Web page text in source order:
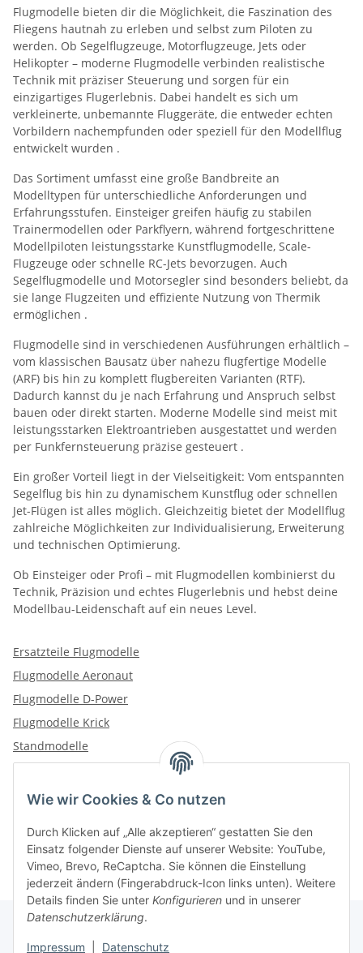
Wie wir Cookies & Co nutzen
Durch Klicken auf „Alle akzeptieren“ gestatten Sie den
Einsatz folgender Dienste auf unserer Website: YouTube,
Vimeo, Brevo, ReCaptcha. Sie können die Einstellung
jederzeit ändern (Fingerabdruck-Icon links unten). Weitere
Details finden Sie unter Konfigurieren und in unserer
Datenschutzerklärung.
Impressum Datenschutz
Flugmodelle bieten dir die Möglichkeit, die Faszination des
Fliegens hautnah zu erleben und selbst zum Piloten zu
werden. Ob Segelflugzeuge, Motorflugzeuge, Jets oder
Helikopter – moderne Flugmodelle verbinden realistische
Technik mit präziser Steuerung und sorgen für ein
einzigartiges Flugerlebnis. Dabei handelt es sich um
verkleinerte, unbemannte Fluggeräte, die entweder echten
Vorbildern nachempfunden oder speziell für den Modellflug
entwickelt wurden .
Das Sortiment umfasst eine große Bandbreite an
Modelltypen für unterschiedliche Anforderungen und
Erfahrungsstufen. Einsteiger greifen häufig zu stabilen
Trainermodellen oder Parkflyern, während fortgeschrittene
Modellpiloten leistungsstarke Kunstflugmodelle, Scale-
Flugzeuge oder schnelle RC-Jets bevorzugen. Auch
Segelflugmodelle und Motorsegler sind besonders beliebt, da
sie lange Flugzeiten und effiziente Nutzung von Thermik
ermöglichen .
Flugmodelle sind in verschiedenen Ausführungen erhältlich –
vom klassischen Bausatz über nahezu flugfertige Modelle
(ARF) bis hin zu komplett flugbereiten Varianten (RTF).
Dadurch kannst du je nach Erfahrung und Anspruch selbst
bauen oder direkt starten. Moderne Modelle sind meist mit
leistungsstarken Elektroantrieben ausgestattet und werden
per Funkfernsteuerung präzise gesteuert .
Ein großer Vorteil liegt in der Vielseitigkeit: Vom entspannten
Segelflug bis hin zu dynamischem Kunstflug oder schnellen
Jet-Flügen ist alles möglich. Gleichzeitig bietet der Modellflug
zahlreiche Möglichkeiten zur Individualisierung, Erweiterung
und technischen Optimierung.
Ob Einsteiger oder Profi – mit Flugmodellen kombinierst du
Technik, Präzision und echtes Flugerlebnis und hebst deine
Modellbau-Leidenschaft auf ein neues Level.
Ersatzteile Flugmodelle
Flugmodelle Aeronaut
Flugmodelle D-Power
Flugmodelle Krick
Standmodelle
Kategorien